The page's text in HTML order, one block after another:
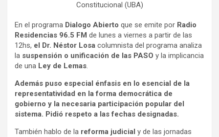
Constitucional (UBA)
En el programa Dialogo Abierto que se emite por Radio
Residencias 96.5 FM de lunes a viernes a partir de las
12hs, el Dr. Néstor Losa columnista del programa analiza
la suspensión o unificación de las PASO y la implicancia
de una Ley de Lemas.
Además puso especial énfasis en lo esencial de la
representatividad en la forma democrática de
gobierno y la necesaria participación popular del
sistema. Pidió respeto a las fechas designadas.
También hablo de la reforma judicial y de las jornadas